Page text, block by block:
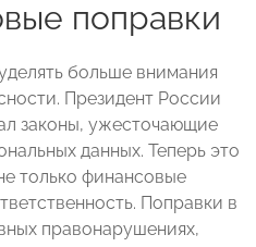
поправки
больше внимания
Президент России
законы, ужесточающие
данных. Теперь это
только финансовые
Поправки в
правонарушениях,